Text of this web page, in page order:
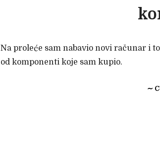
Na proleće sam nabavio novi računar i
od komponenti koje sam kupio.
∼